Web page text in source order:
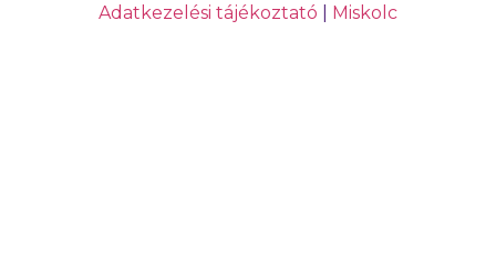
Adatkezelési tájékoztató
Miskolc